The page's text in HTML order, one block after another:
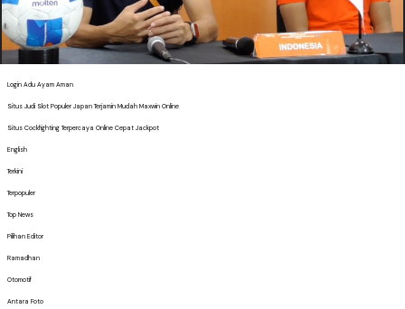
Login Adu Ayam Aman
Situs Judi Slot Populer Japan Terjamin Mudah Maxwin Online
Situs Cockfighting Terpercaya Online Cepat Jackpot
English
Terkini
Terpopuler
Top News
Pilihan Editor
Ramadhan
Otomotif
Antara Foto